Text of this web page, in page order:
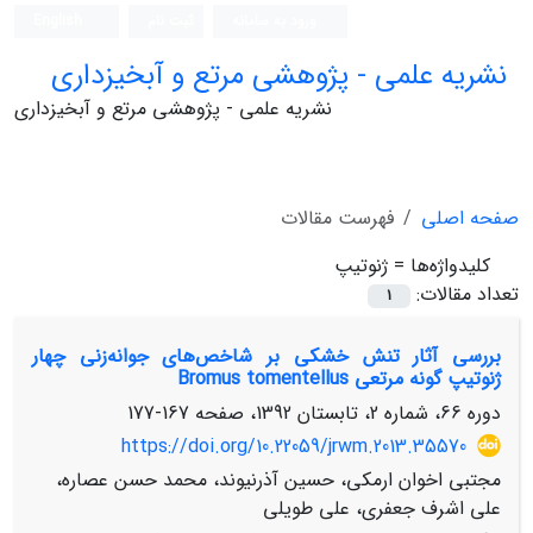
نشریه علمی - پژوهشی مرتع و آبخیزداری
نشریه علمی - پژوهشی مرتع و آبخیزداری
صفحه اصلی
فهرست مقالات
کلیدواژه‌ها = ژنوتیپ
تعداد مقالات:
1
بررسی آثار تنش خشکی بر شاخص‌‌‌های جوانه‌زنی چهار
ژنوتیپ گونه مرتعی Bromus tomentellus
دوره 66، شماره 2، تابستان 1392، صفحه
167-177
https://doi.org/10.22059/jrwm.2013.35570
مجتبی اخوان ارمکی، حسین آذرنیوند، محمد حسن عصاره،
علی اشرف جعفری، علی طویلی